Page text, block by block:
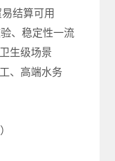
结算可用
、稳定性一流
生级场景
、高端水务